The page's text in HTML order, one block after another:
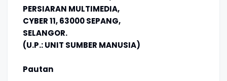
PERSIARAN MULTIMEDIA,
CYBER 11, 63000 SEPANG,
SELANGOR.
(U.P.: UNIT SUMBER MANUSIA)
Pautan